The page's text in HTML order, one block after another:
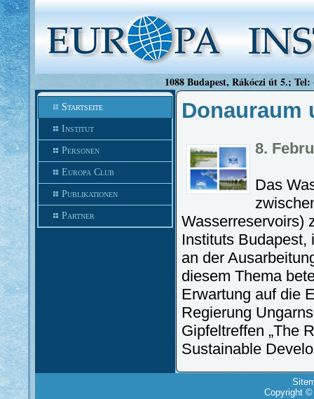
1088 Budapest, Rákóczi út 5.;
Startseite
Institut
Personen
Europa Club
Publikationen
Partner
Donauraum
8.
Das
Wasserreservoirs)
Instituts Budapest,
an der
diesem Thema
Erwartung auf die
Regierung
Gipfeltreffen „The
Sustainable
Copyright ©